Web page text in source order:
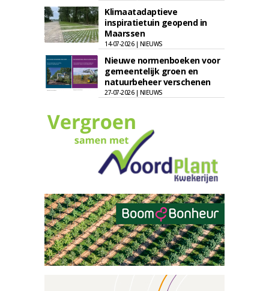
Klimaatadaptieve
inspiratietuin geopend in
Maarssen
14-07-2026 | NIEUWS
Nieuwe normenboeken voor
gemeentelijk groen en
natuurbeheer verschenen
27-07-2026 | NIEUWS